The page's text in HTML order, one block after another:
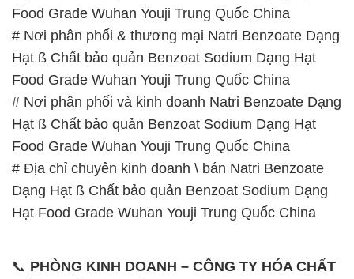
Food Grade Wuhan Youji Trung Quốc China
# Nơi phân phối & thương mại Natri Benzoate Dạng
Hạt ß Chất bảo quản Benzoat Sodium Dạng Hạt
Food Grade Wuhan Youji Trung Quốc China
# Nơi phân phối và kinh doanh Natri Benzoate Dạng
Hạt ß Chất bảo quản Benzoat Sodium Dạng Hạt
Food Grade Wuhan Youji Trung Quốc China
# Địa chỉ chuyên kinh doanh \ bán Natri Benzoate
Dạng Hạt ß Chất bảo quản Benzoat Sodium Dạng
Hạt Food Grade Wuhan Youji Trung Quốc China
📞 PHÒNG KINH DOANH – CÔNG TY HÓA CHẤT